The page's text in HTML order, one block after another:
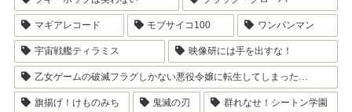
マギアレコード モブサイコ100 ワンパンマン
宇宙戦艦ティラミス 映像研には手を出すな！
乙女ゲームの破滅フラグしかない悪役令嬢に転生してしまった…
旗揚げ！けものみち 鬼滅の刃 群れなせ！シートン学園